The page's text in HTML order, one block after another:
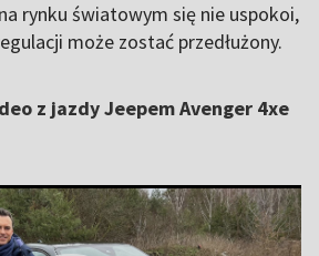
rynku światowym się nie uspokoi,
może zostać przedłużony.
z jazdy Jeepem Avenger 4xe